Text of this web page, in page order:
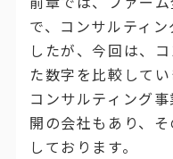
で、コンサルティ
したが、今回は、
た数字を比較して
コンサルティング
開の会社もあり、
しております。